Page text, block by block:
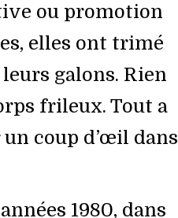
ou promotion
elles ont trimé
galons. Rien
frileux. Tout a
coup d’œil dans
1980, dans